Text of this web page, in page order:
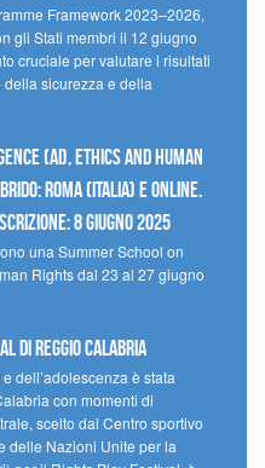
Framework 2023–2026,
gli Stati membri il 12 giugno
cruciale per valutare i risultati
sicurezza e della
(AI), Ethics and Human
Roma (Italia) e online.
8 giugno 2025
una Summer School on
Rights dal 23 al 27 giugno
di Reggio Calabria
dell’adolescenza è stata
con momenti di
scelto dal Centro sportivo
delle Nazioni Unite per la